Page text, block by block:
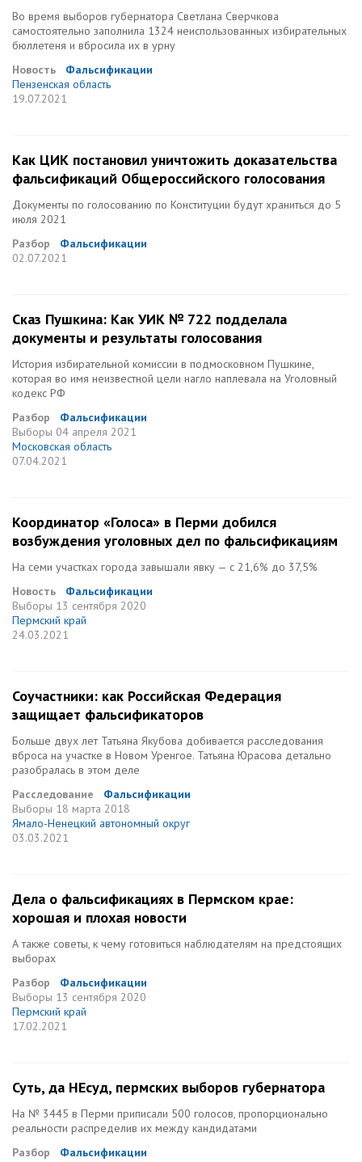
Во время выборов губернатора Светлана Сверчкова
самостоятельно заполнила 1324 неиспользованных избирательных
бюллетеня и вбросила их в урну
Новость
Фальсификации
Пензенская область
19.07.2021
Как ЦИК постановил уничтожить доказательства
фальсификаций Общероссийского голосования
Документы по голосованию по Конституции будут храниться до 5
июля 2021
Разбор
Фальсификации
02.07.2021
Сказ Пушкина: Как УИК № 722 подделала
документы и результаты голосования
История избирательной комиссии в подмосковном Пушкине,
которая во имя неизвестной цели нагло наплевала на Уголовный
кодекс РФ
Разбор
Фальсификации
Выборы 04 апреля 2021
Московская область
07.04.2021
Координатор «Голоса» в Перми добился
возбуждения уголовных дел по фальсификациям
На семи участках города завышали явку — с 21,6% до 37,5%
Новость
Фальсификации
Выборы 13 сентября 2020
Пермский край
24.03.2021
Соучастники: как Российская Федерация
защищает фальсификаторов
Больше двух лет Татьяна Якубова добивается расследования
вброса на участке в Новом Уренгое. Татьяна Юрасова детально
разобралась в этом деле
Расследование
Фальсификации
Выборы 18 марта 2018
Ямало-Ненецкий автономный округ
03.03.2021
Дела о фальсификациях в Пермском крае:
хорошая и плохая новости
А также советы, к чему готовиться наблюдателям на предстоящих
выборах
Разбор
Фальсификации
Выборы 13 сентября 2020
Пермский край
17.02.2021
Суть, да НЕсуд, пермских выборов губернатора
На № 3445 в Перми приписали 500 голосов, пропорционально
реальности распределив их между кандидатами
Разбор
Фальсификации